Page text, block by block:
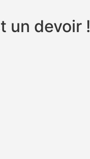
un devoir !